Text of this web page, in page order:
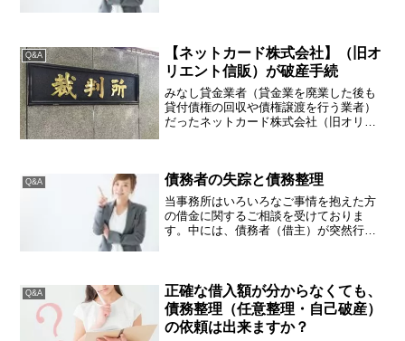
苦しむ外国人の方も多いです...
Q&A
【ネットカード株式会社】（旧オ
リエント信販）が破産手続
みなし貸金業者（貸金業を廃業した後も
貸付債権の回収や債権譲渡を行う業者）
だったネットカード株式会社（旧オリエ
払金を返還しな...
Q&A 債務者の失踪と債務整理
当事務所はいろいろなご事情を抱えた方
の借金に関するご相談を受けておりま
す。中には、債務者（借主）が突然行方
住宅ローンの返済義務はどう...
Q&A
正確な借入額が分からなくても、
債務整理（任意整理・自己破産）
の依頼は出来ますか？